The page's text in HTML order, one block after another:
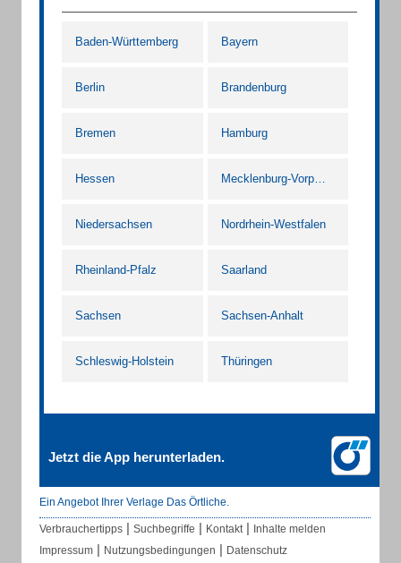
Baden-Württemberg Bayern
Berlin Brandenburg
Bremen Hamburg
Hessen Mecklenburg-Vorpommern
Niedersachsen Nordrhein-Westfalen
Rheinland-Pfalz Saarland
Sachsen Sachsen-Anhalt
Schleswig-Holstein Thüringen
Jetzt die App herunterladen.
Ein Angebot Ihrer Verlage Das Örtliche.
Verbrauchertipps | Suchbegriffe | Kontakt | Inhalte melden
Impressum | Nutzungsbedingungen | Datenschutz